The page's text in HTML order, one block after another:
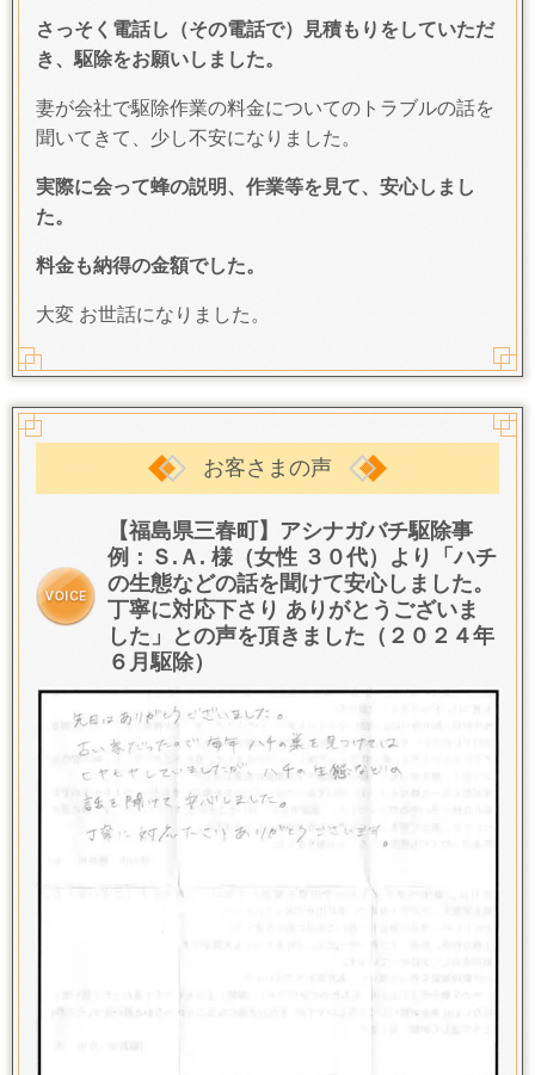
さっそく電話し（その電話で）見積もりをしていただ
き、駆除をお願いしました。
妻が会社で駆除作業の料金についてのトラブルの話を
聞いてきて、少し不安になりました。
実際に会って蜂の説明、作業等を見て、安心しまし
た。
料金も納得の金額でした。
大変 お世話になりました。
お客さまの声
【福島県三春町】アシナガバチ駆除事
例：Ｓ.Ａ. 様（女性 ３０代）より「ハチ
の生態などの話を聞けて安心しました。
丁寧に対応下さり ありがとうございま
した 」との声を頂きました（２０２４年
６月駆除）